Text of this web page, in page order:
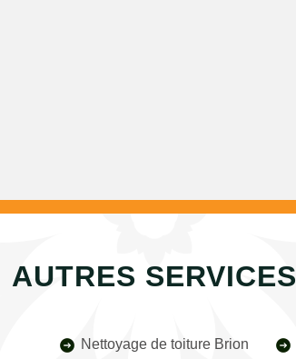
AUTRES SERVICES
Nettoyage de toiture Brion